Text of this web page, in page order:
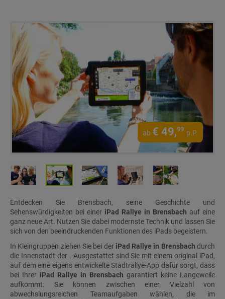
ab € 49,99 p.P.
Entdecken Sie Brensbach, seine Geschichte und
Sehenswürdigkeiten bei einer iPad Rallye in Brensbach auf eine
ganz neue Art. Nutzen Sie dabei modernste Technik und lassen Sie
sich von den beeindruckenden Funktionen des iPads begeistern.
In Kleingruppen ziehen Sie bei der iPad Rallye in Brensbach durch
die Innenstadt der . Ausgestattet sind Sie mit einem original iPad,
auf dem eine eigens entwickelte Stadtrallye-App dafür sorgt, dass
bei Ihrer iPad Rallye in Brensbach garantiert keine Langeweile
aufkommt: Sie können zwischen einer Vielzahl von
abwechslungsreichen Teamaufgaben wählen, die im